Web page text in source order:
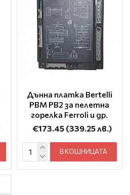
Дънна платка Bertelli
PBM PB2 за пелетна
горелка Ferroli и др.
€173.45 (339.25 лв.)
В КОШНИЦАТА